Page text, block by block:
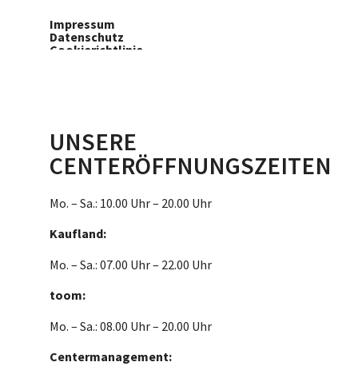
Impressum
Datenschutz
Cookierichtlinie
UNSERE
CENTERÖFFNUNGSZEITEN
Mo. – Sa.: 10.00 Uhr – 20.00 Uhr
Kaufland:
Mo. – Sa.: 07.00 Uhr – 22.00 Uhr
toom:
Mo. – Sa.: 08.00 Uhr – 20.00 Uhr
Centermanagement: